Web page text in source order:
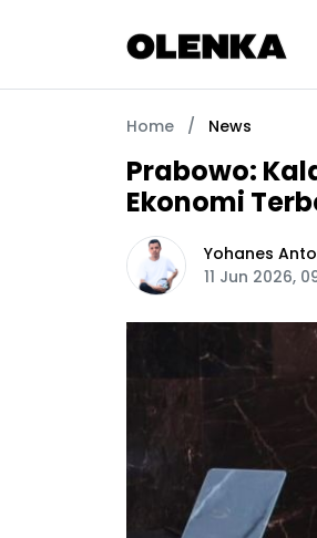
Home / News
Prabowo:
Ekonomi
Yohanes
11 Jun 2026,